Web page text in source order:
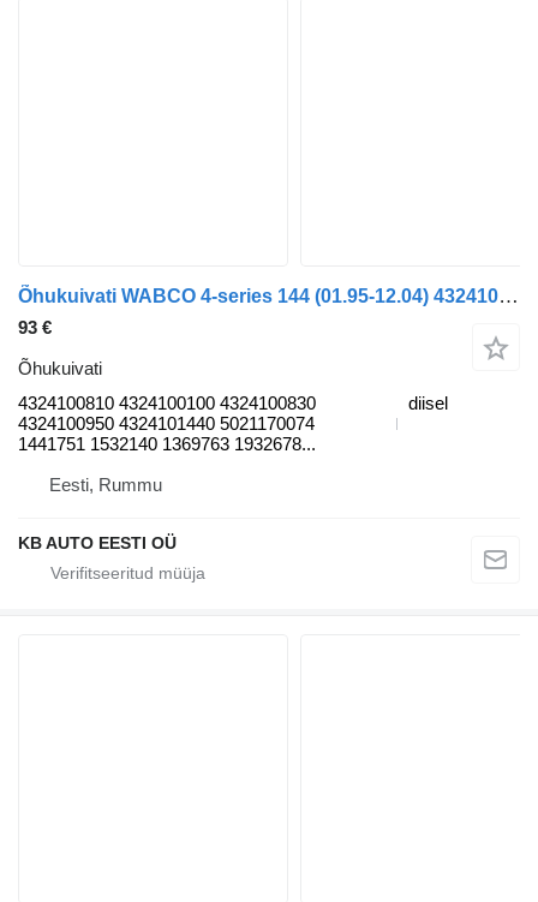
Õhukuivati WABCO 4-series 144 (01.95-12.04) 4324100810 tüübi jaoks veoauto Scania 4-series (1995-2006)
93 €
Õhukuivati
4324100810 4324100100 4324100830
4324100950 4324101440 5021170074
1441751 1532140 1369763 1932678...
diisel
Eesti, Rummu
KB AUTO EESTI OÜ